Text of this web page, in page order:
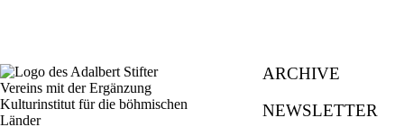
ARCHIVE
NEWSLETTER